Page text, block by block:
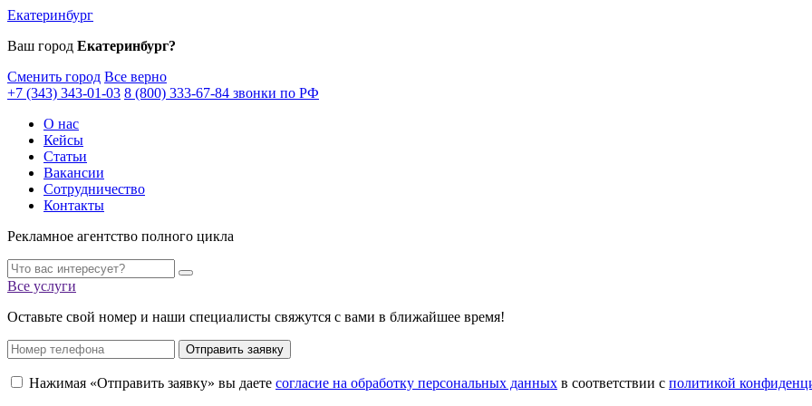
Екатеринбург
Ваш город Екатеринбург?
Сменить город Все верно
+7 (343) 343-01-03 8 (800) 333-67-84 звонки по РФ
О нас
Кейсы
Статьи
Вакансии
Сотрудничество
Контакты
Рекламное агентство полного цикла
Все услуги
Оставьте свой номер и наши специалисты свяжутся с вами в ближайшее время!
Отправить заявку
Нажимая «Отправить заявку» вы даете согласие на обработку персональных данных в соответствии с политикой